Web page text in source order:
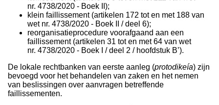
nr. 4738/2020 - Boek II);
klein faillissement (artikelen 172 tot en met 188 van
wet nr. 4738/2020 - Boek II / deel 6);
reorganisatieprocedure voorafgaand aan een
faillissement (artikelen 31 tot en met 64 van wet
nr. 4738/2020 - Boek I / deel 2 / hoofdstuk B’).
De lokale rechtbanken van eerste aanleg (protodikeía) zijn
bevoegd voor het behandelen van zaken en het nemen
van beslissingen over aanvragen betreffende
faillissementen.